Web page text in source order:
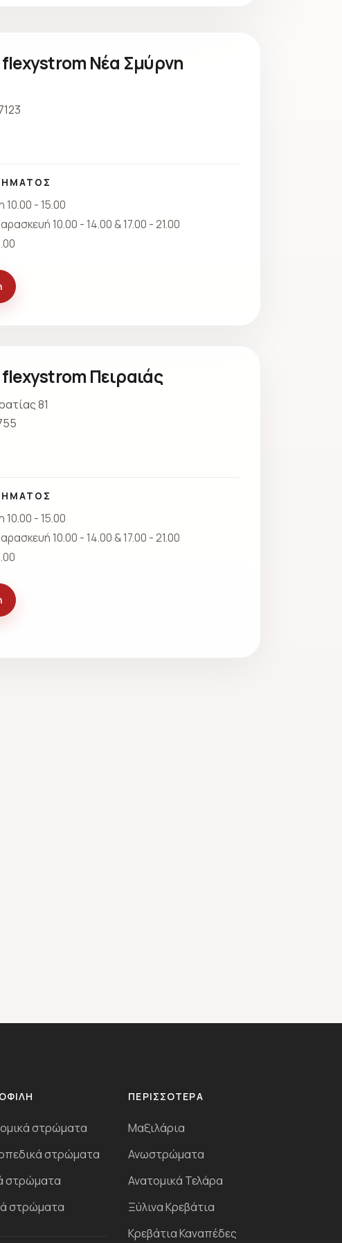
Νέα Σμύρνη
- 15.00
10.00 - 14.00 & 17.00 - 21.00
Πειραιάς
81
- 15.00
10.00 - 14.00 & 17.00 - 21.00
στρώματα
στρώματα
στρώματα
στρώματα
ΠΕΡΙΣΣΌΤΕΡΑ
Μαξιλάρια
Ανωστρώματα
Ανατομικά Τελάρα
Ξύλινα Κρεβάτια
Κρεβάτια Καναπέδες